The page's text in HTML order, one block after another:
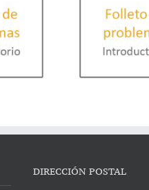
DIRECCIÓN POSTAL